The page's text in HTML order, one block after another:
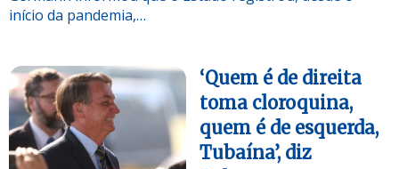
início da pandemia,…
‘Quem é de direita
toma cloroquina,
quem é de esquerda,
Tubaína’, diz